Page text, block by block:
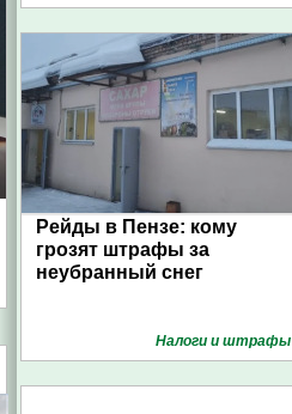
Рейды в Пензе: кому
грозят штрафы за
неубранный снег
Налоги и штрафы